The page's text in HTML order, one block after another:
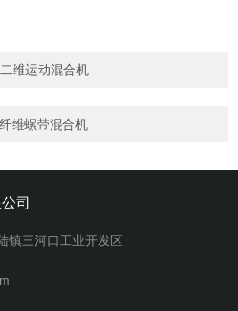
维运动混合机
维螺带混合机
司
镇三河口工业开发区